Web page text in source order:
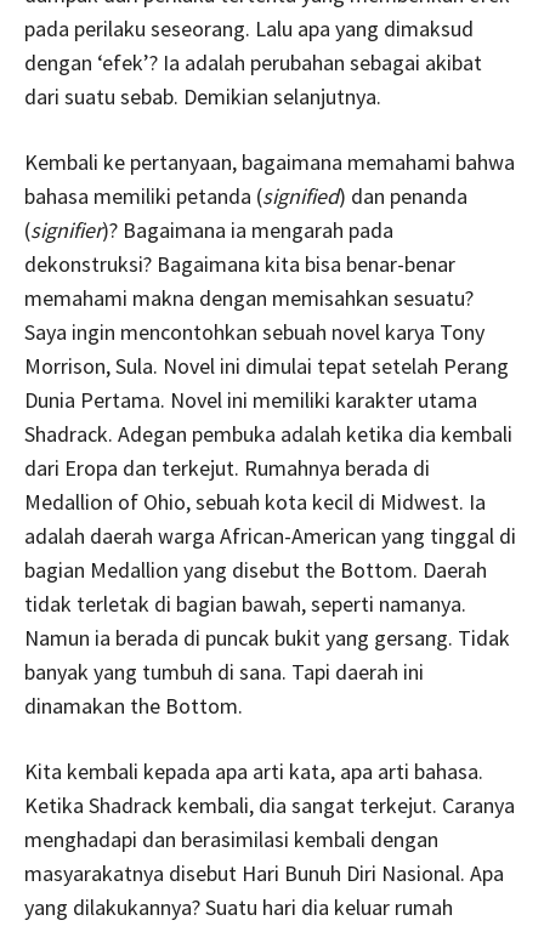
pada perilaku seseorang. Lalu apa yang dimaksud
dengan ‘efek’? Ia adalah perubahan sebagai akibat
dari suatu sebab. Demikian selanjutnya.
Kembali ke pertanyaan, bagaimana memahami bahwa
bahasa memiliki petanda (signified) dan penanda
(signifier)? Bagaimana ia mengarah pada
dekonstruksi? Bagaimana kita bisa benar-benar
memahami makna dengan memisahkan sesuatu?
Saya ingin mencontohkan sebuah novel karya Tony
Morrison, Sula. Novel ini dimulai tepat setelah Perang
Dunia Pertama. Novel ini memiliki karakter utama
Shadrack. Adegan pembuka adalah ketika dia kembali
dari Eropa dan terkejut. Rumahnya berada di
Medallion of Ohio, sebuah kota kecil di Midwest. Ia
adalah daerah warga African-American yang tinggal di
bagian Medallion yang disebut the Bottom. Daerah
tidak terletak di bagian bawah, seperti namanya.
Namun ia berada di puncak bukit yang gersang. Tidak
banyak yang tumbuh di sana. Tapi daerah ini
dinamakan the Bottom.
Kita kembali kepada apa arti kata, apa arti bahasa.
Ketika Shadrack kembali, dia sangat terkejut. Caranya
menghadapi dan berasimilasi kembali dengan
masyarakatnya disebut Hari Bunuh Diri Nasional. Apa
yang dilakukannya? Suatu hari dia keluar rumah